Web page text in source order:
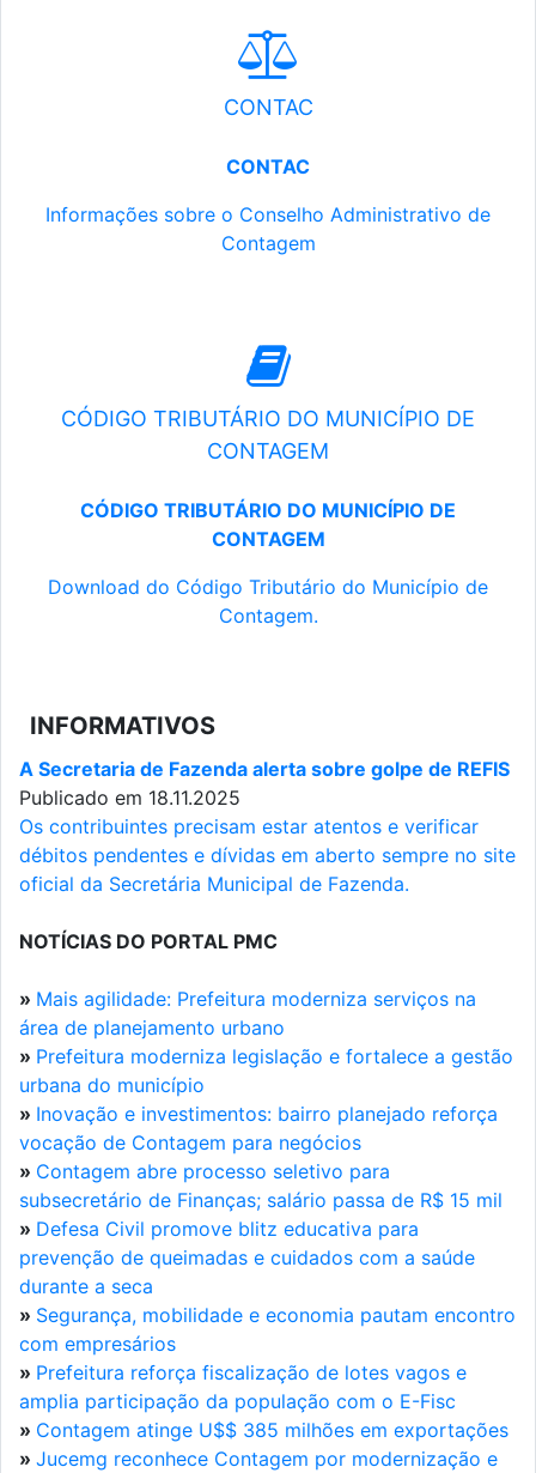
CONTAC
CONTAC
Informações sobre o Conselho Administrativo de
Contagem
CÓDIGO TRIBUTÁRIO DO MUNICÍPIO DE
CONTAGEM
CÓDIGO TRIBUTÁRIO DO MUNICÍPIO DE
CONTAGEM
Download do Código Tributário do Município de
Contagem.
INFORMATIVOS
A Secretaria de Fazenda alerta sobre golpe de REFIS
Publicado em 18.11.2025
Os contribuintes precisam estar atentos e verificar
débitos pendentes e dívidas em aberto sempre no site
oficial da Secretária Municipal de Fazenda.
NOTÍCIAS DO PORTAL PMC
» Mais agilidade: Prefeitura moderniza serviços na
área de planejamento urbano
» Prefeitura moderniza legislação e fortalece a gestão
urbana do município
» Inovação e investimentos: bairro planejado reforça
vocação de Contagem para negócios
» Contagem abre processo seletivo para
subsecretário de Finanças; salário passa de R$ 15 mil
» Defesa Civil promove blitz educativa para
prevenção de queimadas e cuidados com a saúde
durante a seca
» Segurança, mobilidade e economia pautam encontro
com empresários
» Prefeitura reforça fiscalização de lotes vagos e
amplia participação da população com o E-Fisc
» Contagem atinge U$$ 385 milhões em exportações
» Jucemg reconhece Contagem por modernização e